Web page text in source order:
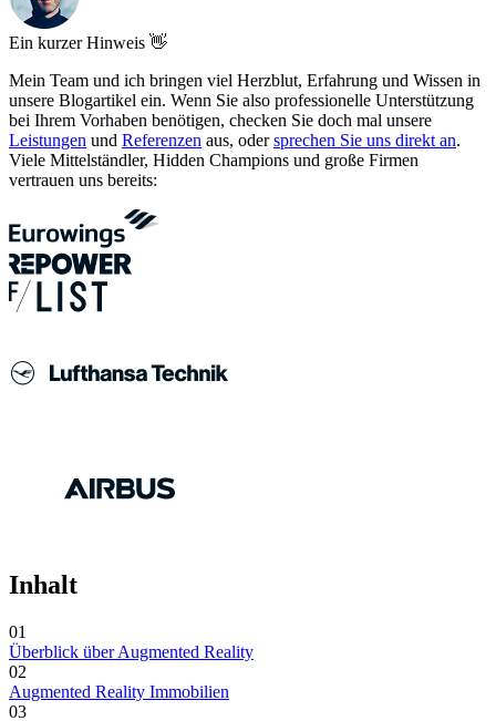
Ein kurzer Hinweis 👋
Mein Team und ich bringen viel Herzblut, Erfahrung und Wissen in
unsere Blogartikel ein. Wenn Sie also professionelle Unterstützung
bei Ihrem Vorhaben benötigen, checken Sie doch mal unsere
Leistungen und Referenzen aus, odersprechen Sie uns direkt an.
Viele Mittelständler, Hidden Champions und große Firmen
vertrauen uns bereits:
Inhalt
01
Überblick über Augmented Reality
02
Augmented Reality Immobilien
03